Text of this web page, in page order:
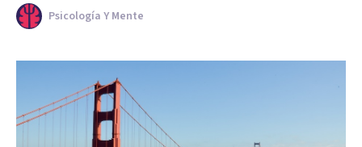
Psicología Y Mente